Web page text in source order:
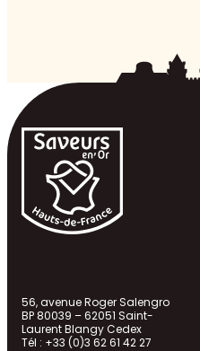
56, avenue Roger Salengro
BP 80039 – 62051 Saint-
Laurent Blangy Cedex
Tél : +33 (0)3 62 61 42 27